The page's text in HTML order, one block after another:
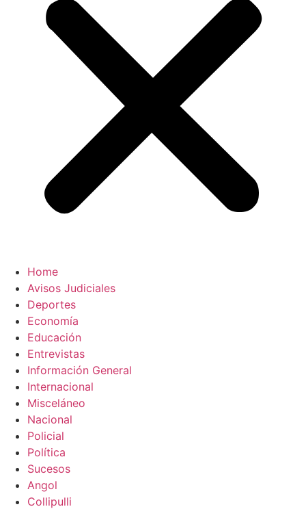
Home
Avisos Judiciales
Deportes
Economía
Educación
Entrevistas
Información General
Internacional
Misceláneo
Nacional
Policial
Política
Sucesos
Angol
Collipulli